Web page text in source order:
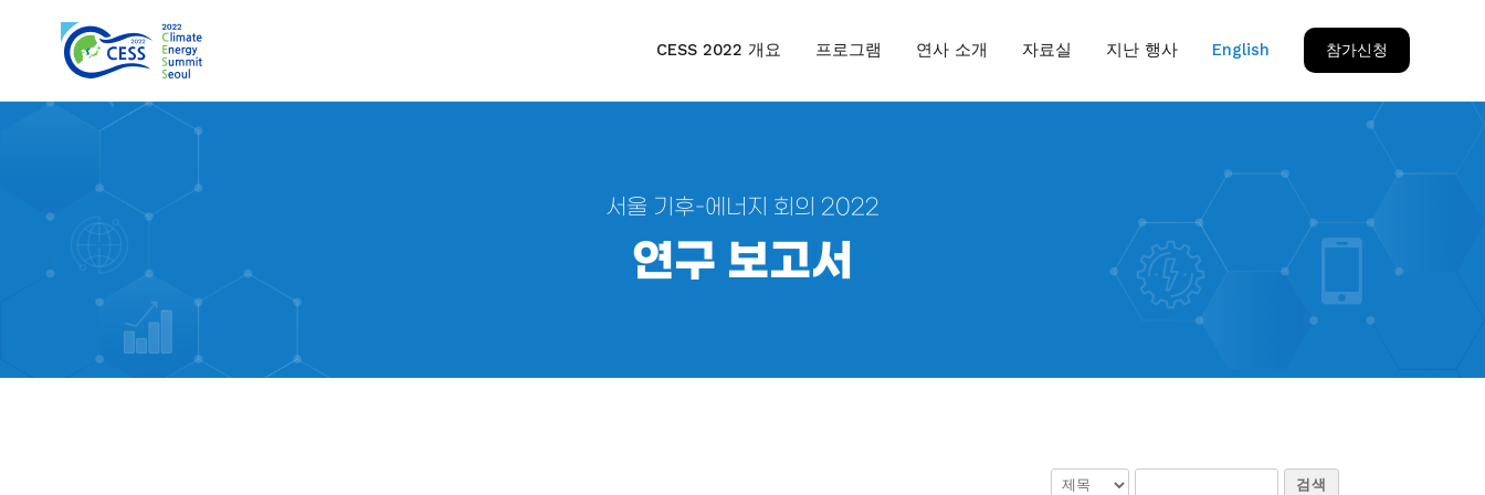
CESS 2022 개요 프로그램 연사 소개 자료실 지난 행사 English 참가신청
서울 기후-에너지 회의 2022
연구 보고서
검색